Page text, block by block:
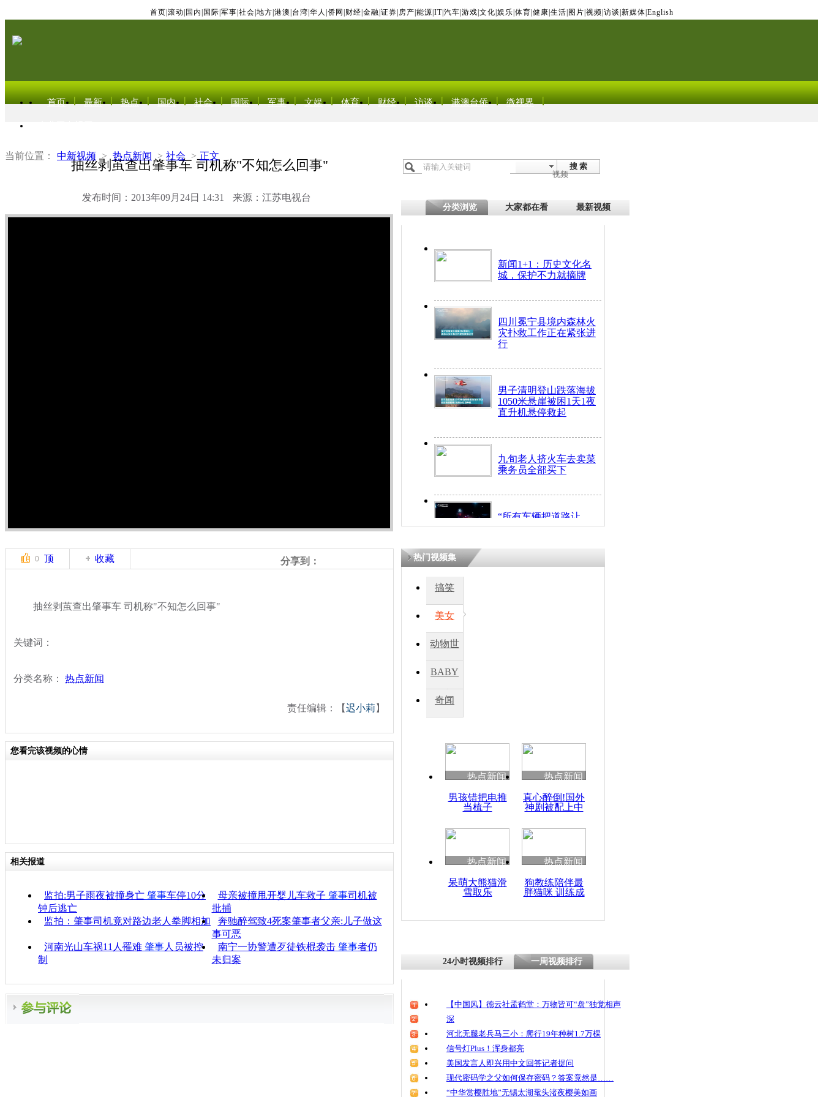
首页 滚动 国内 国际 军事 社会 地方 港澳 台湾 华人 侨网 财经 金融 证券 房产 能源 IT| 汽车 游戏 文化 娱乐 体育 健康 生活 图片 视频 访谈 新媒体 English
首页 最新 热点 国内 社会 国际 军事 文娱 体育 财经 访谈 港澳台侨 微视界
当前位置： 中新视频 > 热点新闻 > 社会 > 正文
抽丝剥茧查出肇事车 司机称"不知怎么回事"
发布时间：2013年09月24日 14:31 来源：江苏电视台
搜 索
视频
分类浏览 大家都在看 最新视频
新闻1+1：历史文化名
城，保护不力就摘牌
四川冕宁县境内森林火
灾扑救工作正在紧张进
行
男子清明登山跌落海拔
1050米悬崖被困1天1夜
直升机悬停救起
九旬老人挤火车去卖菜
乘务员全部买下
“所有车辆把道路让
开！”儿童突发疾病交
四川兴文苗乡上万人欢
度苗族花山节
清明祭英烈 哀思悼忠
抽丝剥茧查出肇事车
0 顶 收藏 分享到：
抽丝剥茧查出肇事车 司机称"不知怎么回事"
关键词：
分类名称： 热点新闻
责任编辑：【迟小莉 】
您看完该视频的心情
相关报道
监拍:男子雨夜被撞身亡 肇事车停10分
钟后逃亡
母亲被撞甩开婴儿车救子 肇事司机被
批捕
监拍：肇事司机竟对路边老人拳脚相加
奔驰醉驾致4死案肇事者父亲:儿子做这
事可恶
河南光山车祸11人罹难 肇事人员被控
制
南宁一协警遭歹徒铁棍袭击肇事者仍
未归案
热门视频集
搞笑
美女
动物世
BABY
秀
奇闻
热点新闻
男孩错把电推
当梳子
热点新闻
真心醉倒!国外
神剧被配上中
热点新闻
呆萌大熊猫滑
雪取乐
热点新闻
狗教练陪伴最
胖猫咪 训练成
24小时视频排行 一周视频排行
【中国风】德云社孟鹤堂：万物皆可“盘”独觉相声
深
河北无腿老兵马三小：爬行19年种树1.7万棵
信号灯Plus！浑身都亮
美国发言人即兴用中文回答记者提问
现代密码学之父如何保存密码？答案竟然是……
“中华赏樱胜地”无锡太湖鼋头渚夜樱美如画